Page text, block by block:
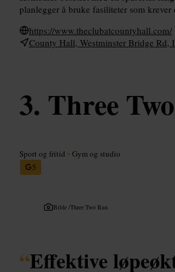
planlegger å bruke fasiliteter som krever
https://www.theclubatcountyhall.com/
County Hall, Westminster Bridge Rd,
Three
Sport og fritid • Gym og studio
5
Bilde /Three Two Run
“Effektive